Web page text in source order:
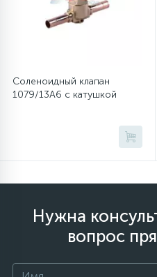
Шланги залива
Электронные модули
Соленоидный клапан
1079/13A6 с катушкой
Нужна
вопрос